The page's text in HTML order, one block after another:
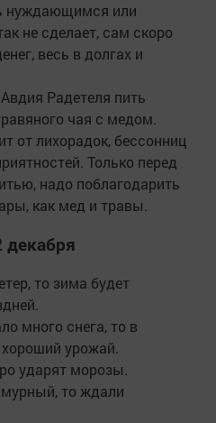
нуждающимся или
не сделает, сам скоро
весь в долгах и
Радетеля пить
чая с медом.
от лихорадок, бессонниц
Только перед
надо поблагодарить
как мед и травы.
то зима будет
много снега, то в
урожай.
ударят морозы.
то ждали